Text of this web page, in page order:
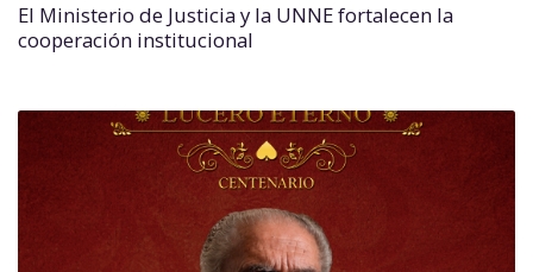
El Ministerio de Justicia y la UNNE fortalecen la
cooperación institucional